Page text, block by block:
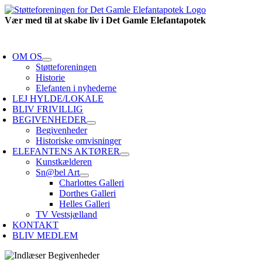
Skip
to
Vær med til at skabe liv i Det Gamle Elefantapotek
OM OS
Støtteforeningen
Historie
Elefanten i nyhederne
LEJ HYLDE/LOKALE
BLIV FRIVILLIG
BEGIVENHEDER
Begivenheder
Historiske omvisninger
ELEFANTENS AKTØRER
Kunstkælderen
Sn@bel Art
Charlottes Galleri
Dorthes Galleri
Helles Galleri
TV Vestsjælland
KONTAKT
BLIV MEDLEM